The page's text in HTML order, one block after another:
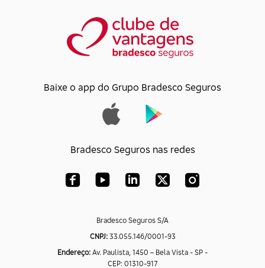
Baixe o app do Grupo Bradesco Seguros
Bradesco Seguros nas redes
Bradesco Seguros S/A
CNPJ:33.055.146/0001-93
Endereço: Av. Paulista, 1450 – Bela Vista - SP -
CEP: 01310-917